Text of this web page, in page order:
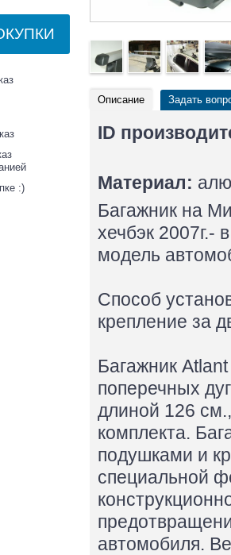
:)
Описание Задать
ID
Материал:
Багажник на
хечбэк 2007г.-
модель
Способ
крепление за
Багажник
поперечных
длиной 126
комплекта.
подушками и
специальной
автомобиля.